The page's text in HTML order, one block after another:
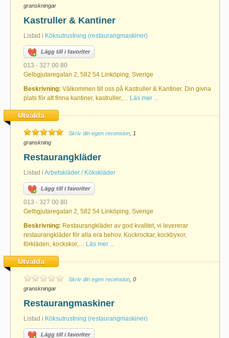
granskningar
Kastruller & Kantiner
Listad i Köksutrustning (restaurangmaskiner)
Lägg till i favoriter
013 - 327 00 80
Gelbgjutaregatan 2, 582 54 Linköping, Sverige
Beskrivning: Välkommen till oss på Kastruller & Kantiner. Din givna
plats för att finna kantiner, kastruller,… Läs mer ...
Utvalda
Skriv din egen recension , 1
granskning
Restaurangkläder
Listad i Arbetskläder / Kökskläder
Lägg till i favoriter
013 - 327 00 80
Gelbgjutaregatan 2, 582 54 Linköping, Sverige
Beskrivning: Restaurangkläder av god kvalitet, vi levererar
restaurangkläder för alla era behov. Kockrockar, kockbyxor,
förkläden, kockskor,… Läs mer ...
Utvalda
Skriv din egen recension , 0
granskningar
Restaurangmaskiner
Listad i Köksutrustning (restaurangmaskiner)
Lägg till i favoriter